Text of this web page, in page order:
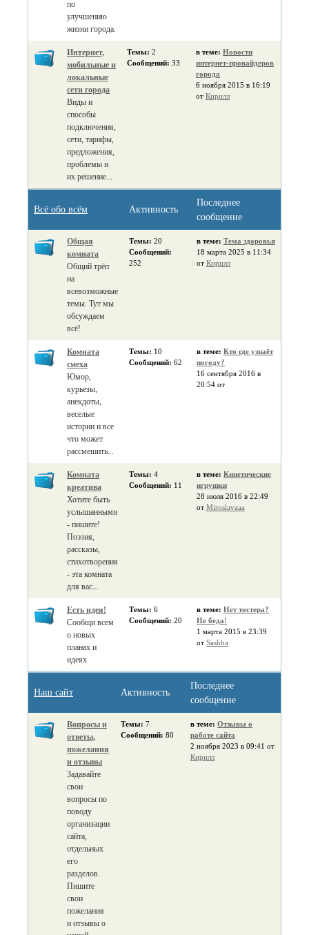
по
улучшению
жизни города.
Интернет,
мобильные и
локальные
сети города
Виды и
способы
подключения,
сети, тарифы,
предложения,
проблемы и
их решение...
Темы: 2
Сообщений: 33
в теме: Новости
интернет-провайдеров
города
6 ноября 2015 в 16:19
от Кирилл
Всё обо всём Активность
Последнее
сообщение
Общая
комната
Общий трёп
на
всевозможные
темы. Тут мы
обсуждаем
всё!
Темы: 20
Сообщений:
252
в теме: Тема здоровья
18 марта 2025 в 11:34
от Кирилл
Комната
смеха
Юмор,
курьезы,
анекдоты,
веселые
истории и все
что может
рассмешить...
Темы: 10
Сообщений: 62
в теме: Кто где узнаёт
погоду?
16 сентября 2016 в
20:54 от
Комната
креатива
Хотите быть
услышанными
- пишите!
Поэзия,
рассказы,
стихотворения
- эта комната
для вас...
Темы: 4
Сообщений: 11
в теме: Кинетические
игрушки
28 июля 2016 в 22:49
от Miroslavaaa
Есть идея!
Сообщи всем
о новых
планах и
идеях
Темы: 6
Сообщений: 20
в теме: Нет тостера?
Не беда!
1 марта 2015 в 23:39
от Sashha
Наш сайт Активность
Последнее
сообщение
Вопросы и
ответы,
пожелания
и отзывы
Задавайте
свои
вопросы по
поводу
организации
сайта,
отдельных
его
разделов.
Пишите
свои
пожелания
и отзывы о
Темы: 7
Сообщений: 80
в теме: Отзывы о
работе сайта
2 ноября 2023 в 09:41 от
Кирилл